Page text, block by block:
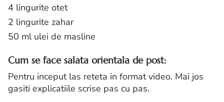
4 lingurite otet
2 lingurite zahar
50 ml ulei de masline
Cum se face salata orientala de post:
Pentru inceput las reteta in format video. Mai jos
gasiti explicatiile scrise pas cu pas.